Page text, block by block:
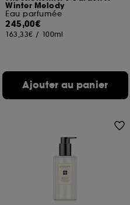
Winter Melody
Eau parfumée
245,00€
163,33€ / 100ml
Ajouter au panier